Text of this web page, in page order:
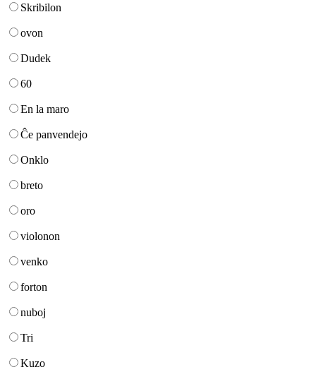
Skribilon
ovon
Dudek
60
En la maro
Ĉe panvendejo
Onklo
breto
oro
violonon
venko
forton
nuboj
Tri
Kuzo